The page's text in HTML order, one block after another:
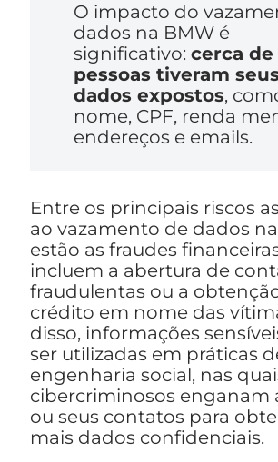
O impacto do
dados na BMW é
significativo: cerca de
pessoas tiveram seus
dados expostos,
nome, CPF, renda
endereços e emails.
Entre os principais riscos
ao vazamento de dados
estão as fraudes
incluem a abertura de
fraudulentas ou a
crédito em nome das
disso, informações
ser utilizadas em práticas
engenharia social, nas
cibercriminosos enganam
ou seus contatos para
mais dados confidenciais.